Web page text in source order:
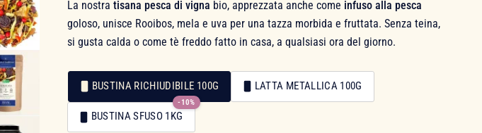
La nostratisana pesca di vigna bio, apprezzata anche come infuso alla pesca
goloso, unisce Rooibos, mela e uva per una tazza morbida e fruttata. Senza teina,
si gusta calda o come tè freddo fatto in casa, a qualsiasi ora del giorno.
Confezionamento
Confezionamento
BUSTINA RICHIUDIBILE 100G LATTA METALLICA 100G
BUSTINA SFUSO 1KG
-10%